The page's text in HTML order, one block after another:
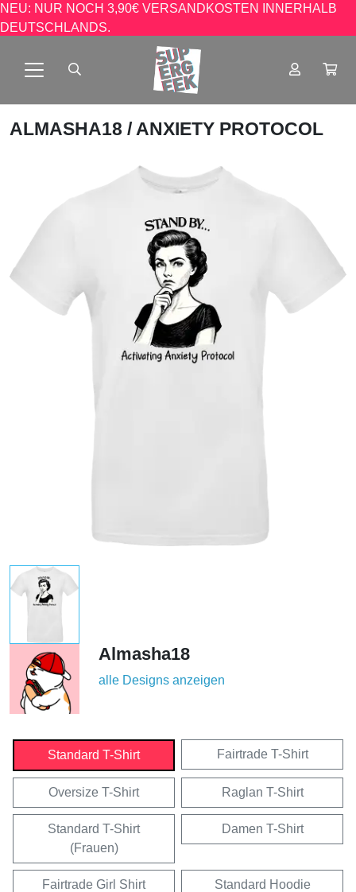
NEU: NUR NOCH 3,90€ VERSANDKOSTEN INNERHALB
DEUTSCHLANDS.
ALMASHA18 / ANXIETY PROTOCOL
Almasha18
alle Designs anzeigen
Standard T-Shirt Fairtrade T-Shirt
Oversize T-Shirt Raglan T-Shirt
Standard T-Shirt
(Frauen)
Damen T-Shirt
Fairtrade Girl Shirt Standard Hoodie